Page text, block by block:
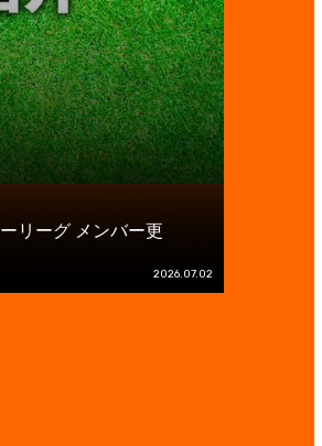
リーグ メンバー更
2026.07.02